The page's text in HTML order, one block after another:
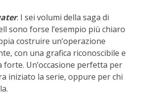
. I sei volumi della saga di
sono forse l’esempio più chiaro
costruire un’operazione
con una grafica riconoscibile e
forte. Un’occasione perfetta per
iniziato la serie, oppure per chi